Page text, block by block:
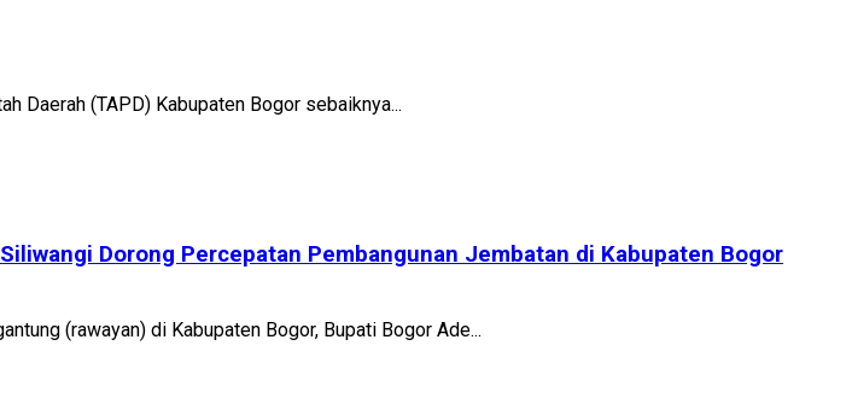
Daerah (TAPD) Kabupaten Bogor sebaiknya...
Dorong Percepatan Pembangunan Jembatan di Kabupaten Bogor
(rawayan) di Kabupaten Bogor, Bupati Bogor Ade...